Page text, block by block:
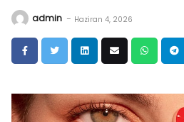
admin - Haziran 4, 2026